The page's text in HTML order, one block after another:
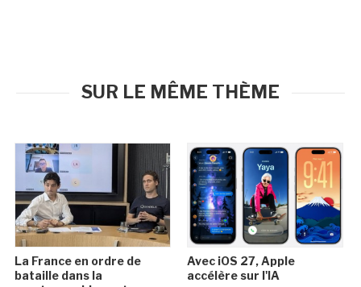
SUR LE MÊME THÈME
La France en ordre de
bataille dans la
Avec iOS 27, Apple
accélère sur l'IA